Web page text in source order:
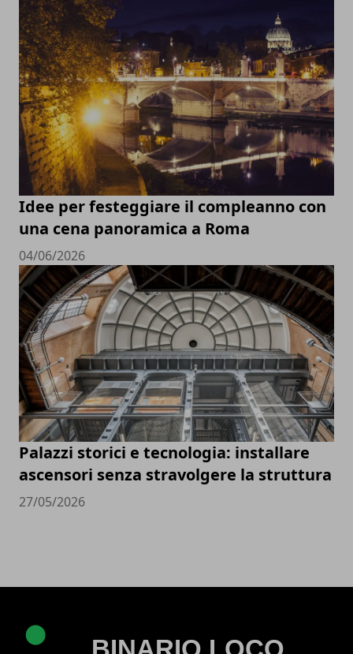
Idee per festeggiare il compleanno con
una cena panoramica a Roma
04/06/2026
Palazzi storici e tecnologia: installare
ascensori senza stravolgere la struttura
27/05/2026